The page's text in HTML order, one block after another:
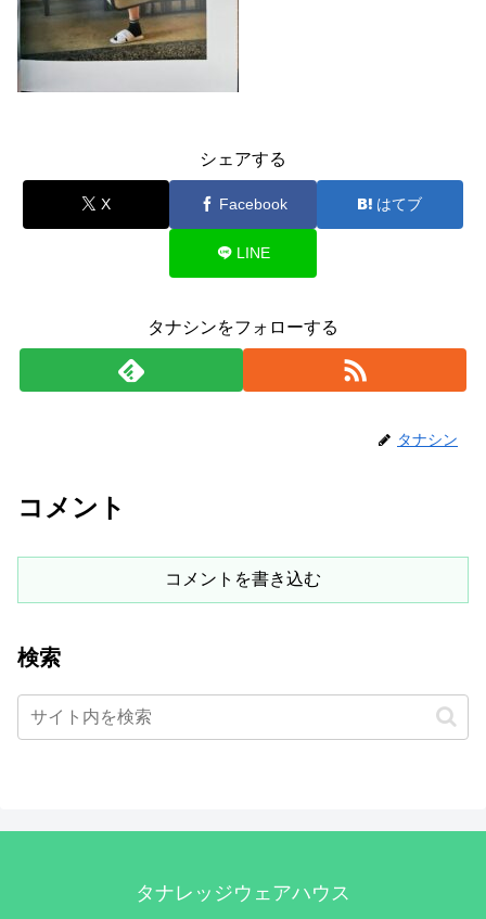
シェアする
X Facebook はてブ
LINE
タナシンをフォローする
タナシン
コメント
コメントを書き込む
検索
タナレッジウェアハウス